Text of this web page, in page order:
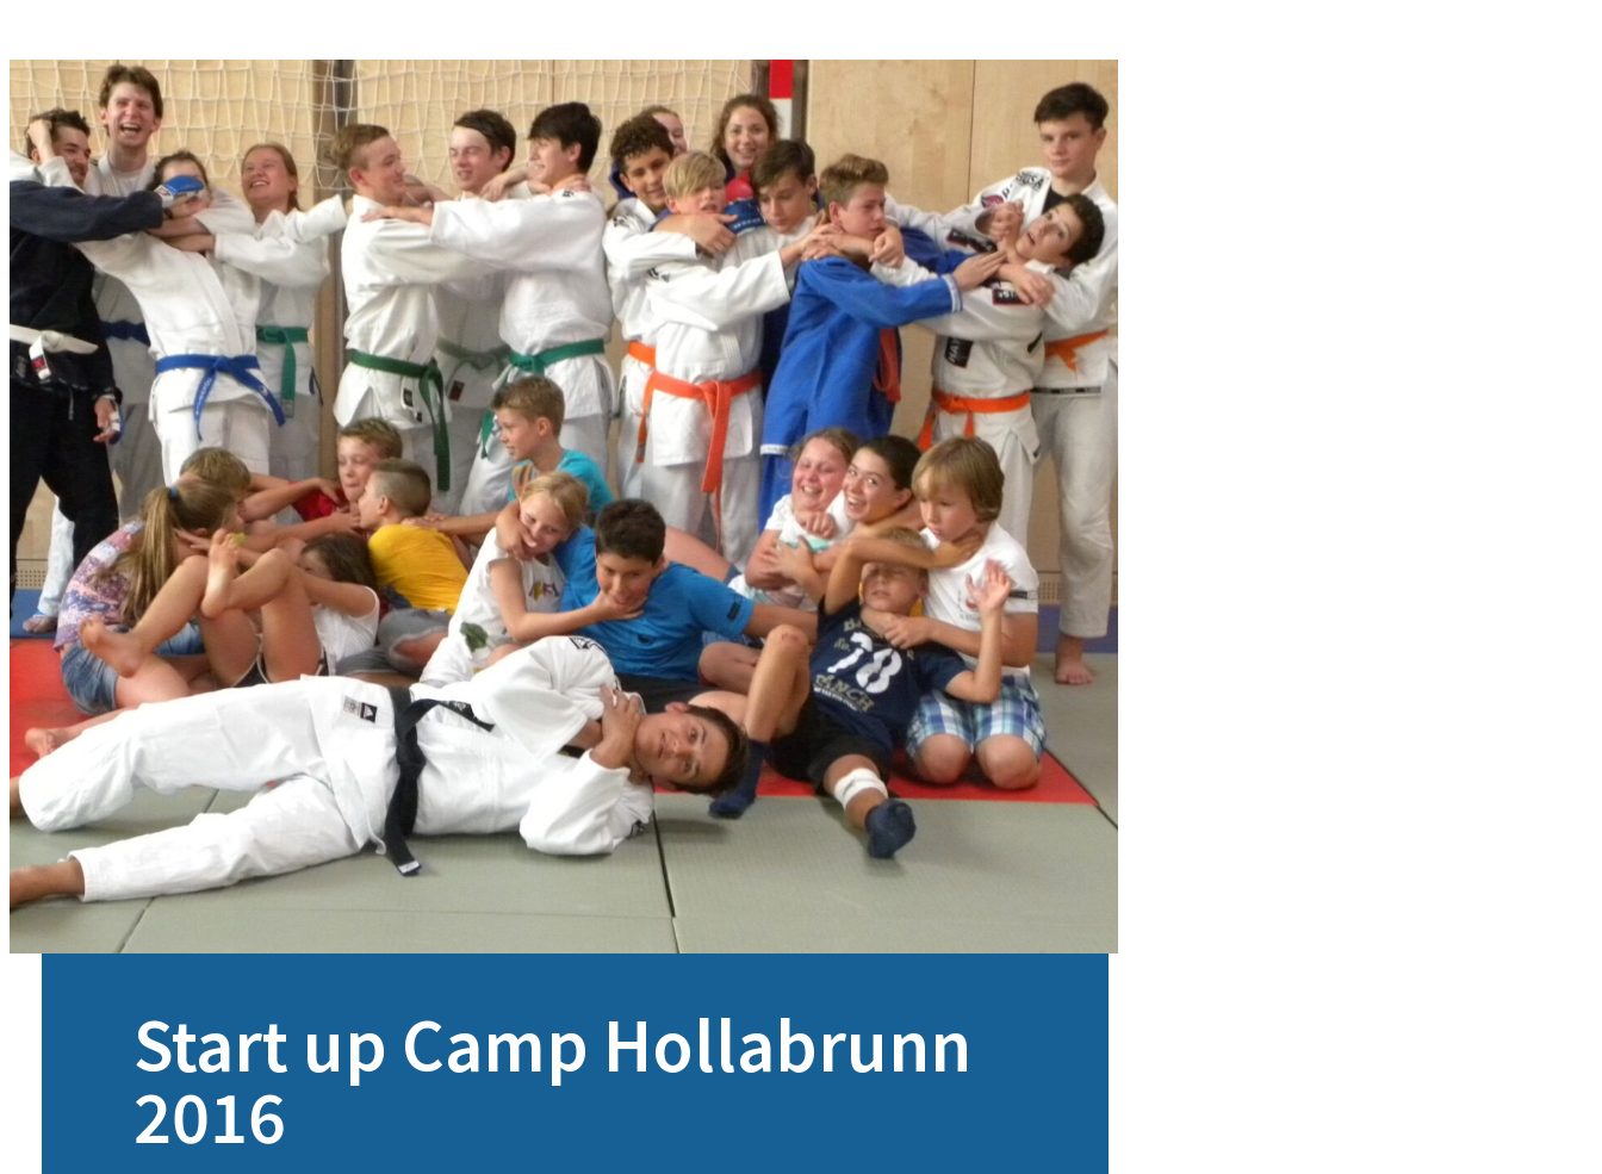
Start up Camp Hollabrunn
2016